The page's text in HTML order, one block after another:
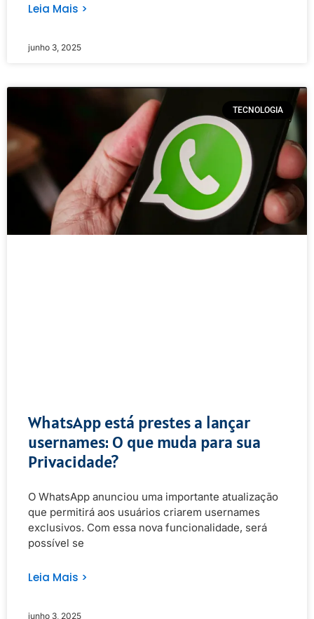
Leia Mais >
junho 3, 2025
TECNOLOGIA
WhatsApp está prestes a lançar
usernames: O que muda para sua
Privacidade?
O WhatsApp anunciou uma importante atualização
que permitirá aos usuários criarem usernames
exclusivos. Com essa nova funcionalidade, será
possível se
Leia Mais >
junho 3, 2025